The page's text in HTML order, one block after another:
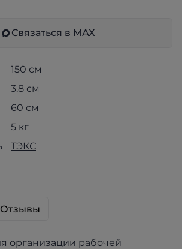
Связаться в МАХ
150 см
3.8 см
60 см
5 кг
ТЭКС
Отзывы
организации рабочей